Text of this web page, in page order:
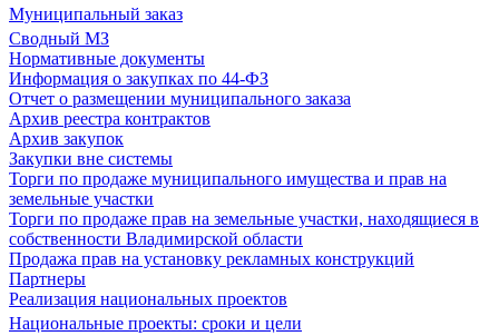
Муниципальный заказ
Сводный МЗ
Нормативные документы
Информация о закупках по 44-ФЗ
Отчет о размещении муниципального заказа
Архив реестра контрактов
Архив закупок
Закупки вне системы
Торги по продаже муниципального имущества и прав на
земельные участки
Торги по продаже прав на земельные участки, находящиеся в
собственности Владимирской области
Продажа прав на установку рекламных конструкций
Партнеры
Реализация национальных проектов
Национальные проекты: сроки и цели